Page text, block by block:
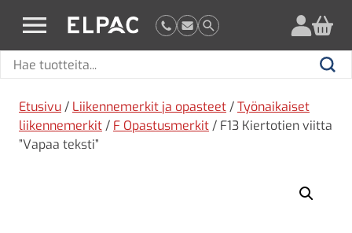
elpac.fi
Hae
Hae
Etusivu / Liikennemerkit ja opasteet /Työnaikaiset
liikennemerkit / F Opastusmerkit / F13 Kiertotien viitta
”Vapaa teksti”